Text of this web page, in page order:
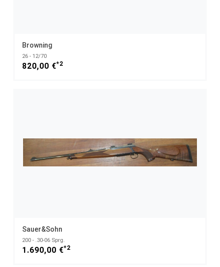
Browning
26 - 12/70
820,00 €*2
Sauer&Sohn
200 - .30-06 Sprg.
1.690,00 €*2